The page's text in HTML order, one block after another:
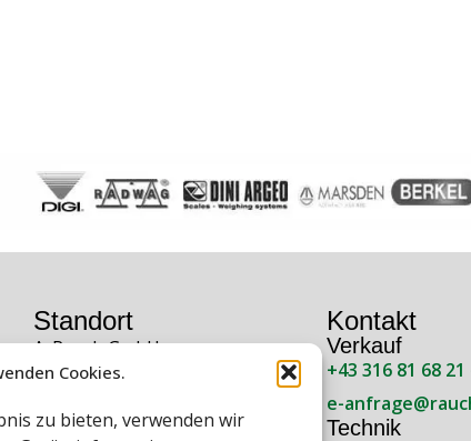
Cookies.
zu bieten, verwenden wir
Standort
A. Rauch GmbH
Liebenauer Hauptstraße 138
Österreich
Kontakt
Verkauf
+43 316 81 68 21
e-
Technik